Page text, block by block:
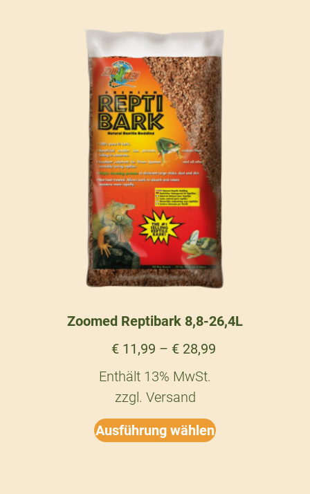
Zoomed Reptibark 8,8-26,4L
€ 11,99 – € 28,99
Enthält 13% MwSt.
zzgl. Versand
Ausführung wählen